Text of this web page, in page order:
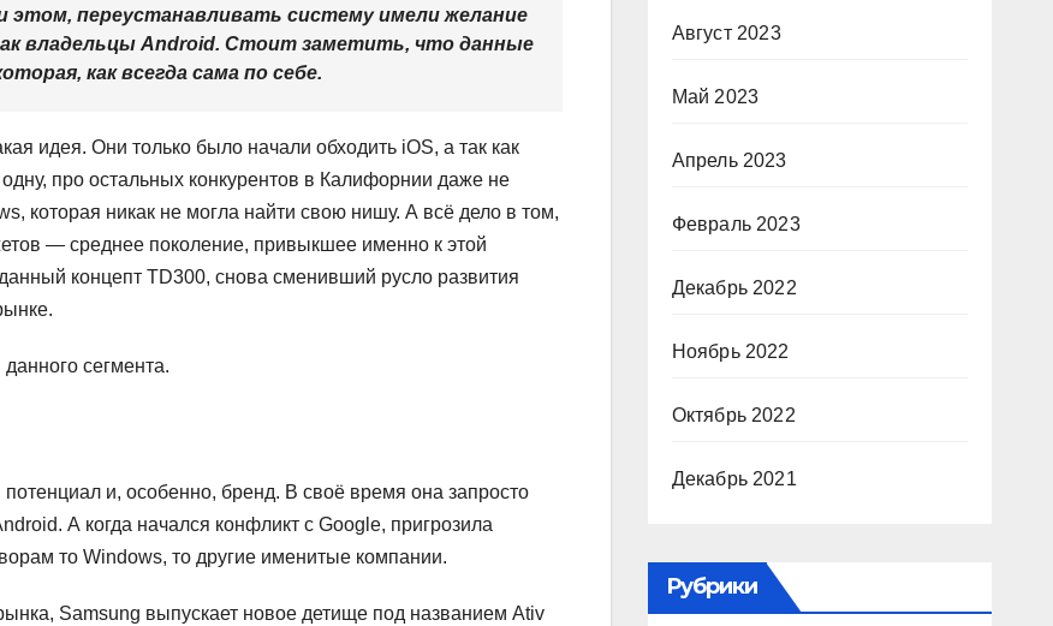
переустанавливать систему имели желание
владельцы Android. Стоит заметить, что данные
как всегда сама по себе.
идея. Они только было начали обходить iOS, а так как
про остальных конкурентов в Калифорнии даже не
которая никак не могла найти свою нишу. А всё дело в том,
— среднее поколение, привыкшее именно к этой
концепт TD300, снова сменивший русло развития
сегмента.
и, особенно, бренд. В своё время она запросто
А когда начался конфликт с Google, пригрозила
то Windows, то другие именитые компании.
Samsung выпускает новое детище под названием Ativ
Август 2023
Май 2023
Апрель 2023
Февраль 2023
Декабрь 2022
Ноябрь 2022
Октябрь 2022
Декабрь 2021
Рубрики